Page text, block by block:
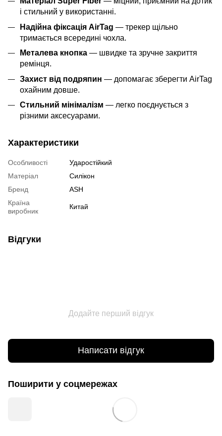
і стильний у використанні.
Надійна фіксація AirTag — трекер щільно
тримається всередині чохла.
Металева кнопка — швидке та зручне закриття
ремінця.
Захист від подряпин — допомагає зберегти AirTag
охайним довше.
Стильний мінімалізм — легко поєднується з
різними аксесуарами.
Характеристики
Особливості
Ударостійкий
Матеріал
Силікон
Бренд
ASH
Країна
виробник
Китай
Відгуки
Додайте перший відгук
Написати відгук
Поширити у соцмережах